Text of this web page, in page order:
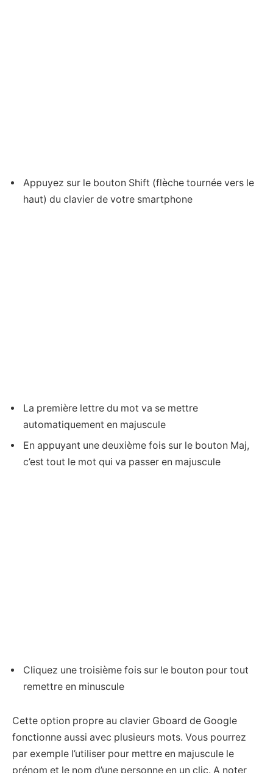
Appuyez sur le bouton Shift (flèche tournée vers le
haut) du clavier de votre smartphone
La première lettre du mot va se mettre
automatiquement en majuscule
En appuyant une deuxième fois sur le bouton Maj,
c’est tout le mot qui va passer en majuscule
Cliquez une troisième fois sur le bouton pour tout
remettre en minuscule
Cette option propre au clavier Gboard de Google
fonctionne aussi avec plusieurs mots. Vous pourrez
par exemple l’utiliser pour mettre en majuscule le
prénom et le nom d’une personne en un clic. A noter